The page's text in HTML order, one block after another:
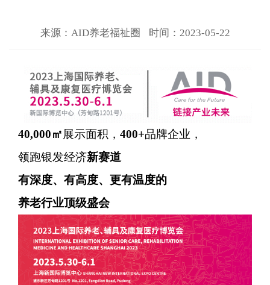
来源：AID养老福祉圈 时间：2023-05-22
40,000㎡展示面积， 400+品牌企业，
领跑银发经济新赛道
有深度、有高度、更有温度的
养老行业顶级盛会